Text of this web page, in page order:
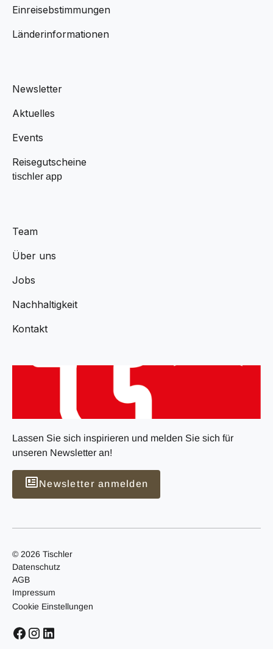
Einreisebstimmungen
Länderinformationen
Newsletter
Aktuelles
Events
Reisegutscheine
tischler app
Team
Über uns
Jobs
Nachhaltigkeit
Kontakt
Lassen Sie sich inspirieren und melden Sie sich für
unseren Newsletter an!
Newsletter anmelden
© 2026 Tischler
Datenschutz
AGB
Impressum
Cookie Einstellungen